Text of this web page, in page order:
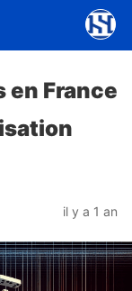
en France
il y a 1 an